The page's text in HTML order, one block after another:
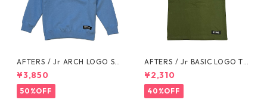
AFTERS / Jr ARCH LOGO SW
EAT
¥3,850
50%OFF
AFTERS / Jr BASIC LOGO TE
E
¥2,310
40%OFF